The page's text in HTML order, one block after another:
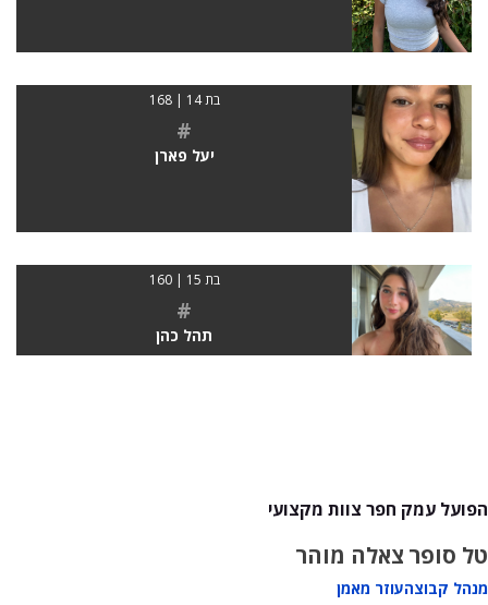
בת 14 | 168
#
יעל פארן
בת 15 | 160
#
תהל כהן
הפועל עמק חפר צוות מקצועי
טל סופר
מנהל קבוצה
צאלה מוהר
עוזר מאמן